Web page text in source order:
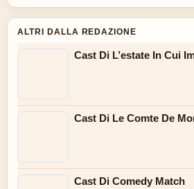
ALTRI DALLA REDAZIONE
Cast Di L’estate In Cui
Cast Di Le Comte De
Cast Di Comedy Match